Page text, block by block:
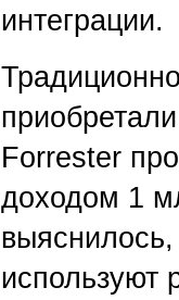
интеграции.
Forrester
доходом 1
используют